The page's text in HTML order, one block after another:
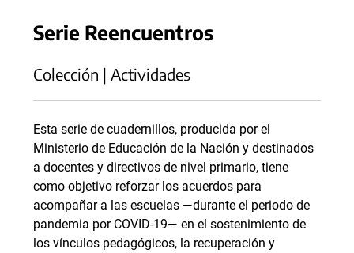
Serie Reencuentros
Colección | Actividades
Esta serie de cuadernillos, producida por el
Ministerio de Educación de la Nación y destinados
a docentes y directivos de nivel primario, tiene
como objetivo reforzar los acuerdos para
acompañar a las escuelas —durante el periodo de
pandemia por COVID-19— en el sostenimiento de
los vínculos pedagógicos, la recuperación y